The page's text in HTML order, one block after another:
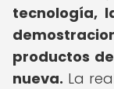
tecnología,
productos
nueva. La